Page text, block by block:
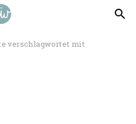
search
verschlagwortet mit